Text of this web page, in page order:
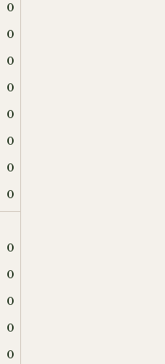
0
0
0
0
0
0
0
0
0
0
0
0
0